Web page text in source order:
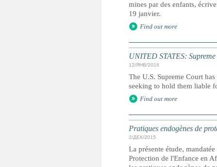
mines par des enfants,
19 janvier.
Find out more
UNITED STATES:
12/ЯНВ/2016
The U.S. Supreme Court
seeking to hold them liable
Find out more
Pratiques endogènes de
2/ДЕК/2015
La présente étude,
Protection de l'Enfance en